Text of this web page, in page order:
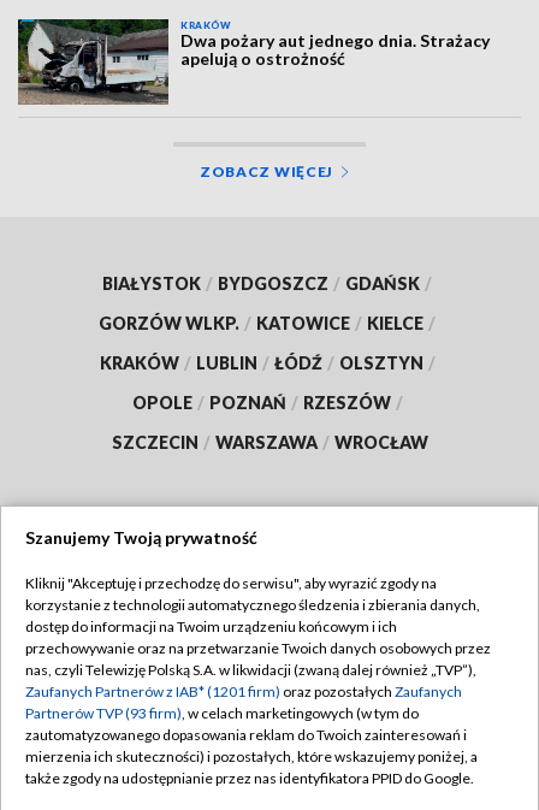
KRAKÓW
Dwa pożary aut jednego dnia. Strażacy
apelują o ostrożność
ZOBACZ WIĘCEJ
BIAŁYSTOK / BYDGOSZCZ / GDAŃSK /
GORZÓW WLKP. / KATOWICE / KIELCE /
KRAKÓW / LUBLIN / ŁÓDŹ / OLSZTYN /
OPOLE / POZNAŃ / RZESZÓW /
SZCZECIN / WARSZAWA / WROCŁAW
TVP
Abonament TVP
Emisja w TVP
Centrum informacji TVP
Naziemna Telewizja Cyfrowa
Regulamin TVP
Polityka prywatności
Moje zgody
Pomoc
Szanujemy Twoją prywatność
Kliknij "Akceptuję i przechodzę do serwisu", aby wyrazić zgody na
korzystanie z technologii automatycznego śledzenia i zbierania danych,
dostęp do informacji na Twoim urządzeniu końcowym i ich
przechowywanie oraz na przetwarzanie Twoich danych osobowych przez
nas, czyli Telewizję Polską S.A. w likwidacji (zwaną dalej również „TVP”),
Zaufanych Partnerów z IAB* (1201 firm) oraz pozostałych Zaufanych
Partnerów TVP (93 firm), w celach marketingowych (w tym do
zautomatyzowanego dopasowania reklam do Twoich zainteresowań i
mierzenia ich skuteczności) i pozostałych, które wskazujemy poniżej, a
także zgody na udostępnianie przez nas identyfikatora PPID do Google.